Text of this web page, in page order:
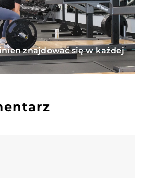
znajdować się w każdej